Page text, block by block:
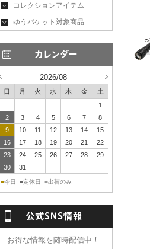
コレクションアイテム
ゆうパケット対象商品
2026/08
日 月 火 水 木 金
土
1
2
3 4 5 6 7
8
9
10 11 12 13 14
15
16
17 18 19 20 21
22
23
24 25 26 27 28
29
30
31
■今日 ■定休日 ■出荷のみ
お得な情報を随時配信中！